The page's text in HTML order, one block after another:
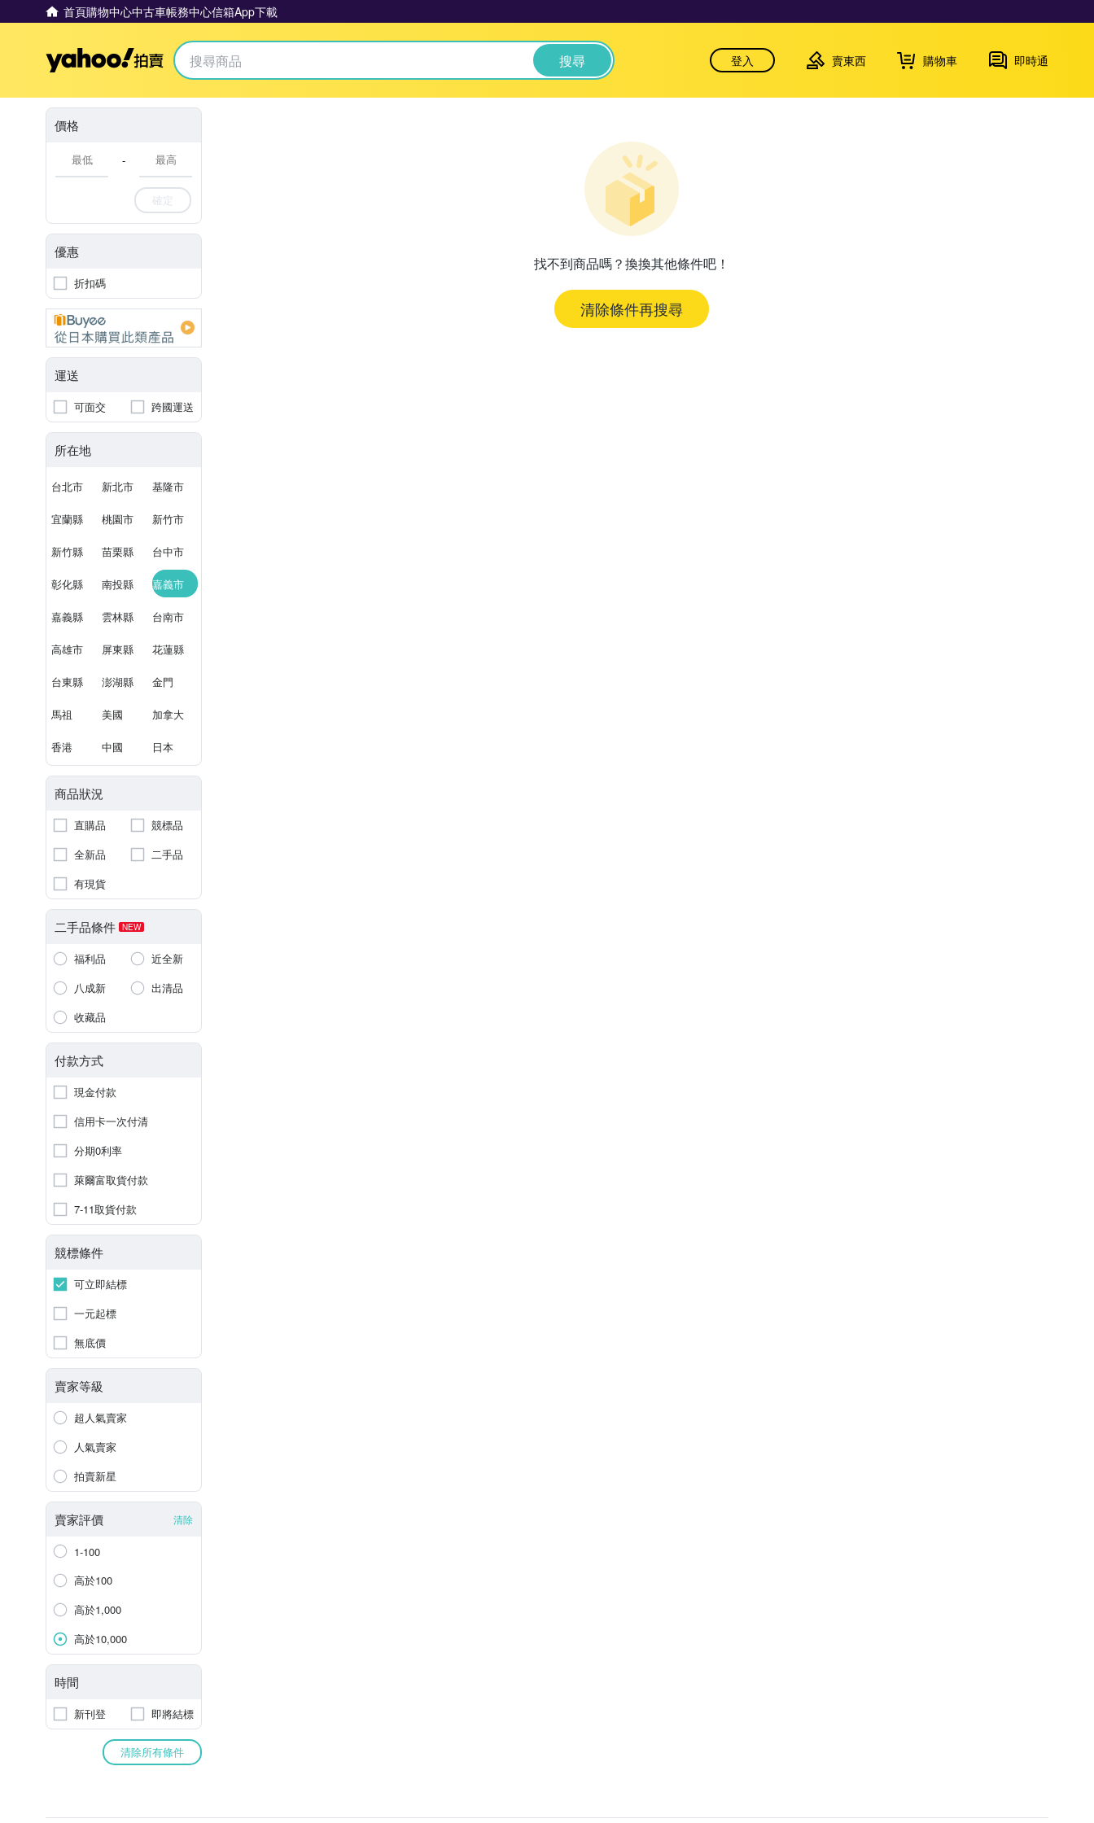
首頁購物中心中古車帳務中心信箱App下載
Yahoo拍賣 搜尋 登入 賣東西 購物車 即時通
價格
-
確定
優惠
折扣碼
運送
可面交 跨國運送
所在地
台北市 新北市 基隆市
宜蘭縣 桃園市 新竹市
新竹縣 苗栗縣 台中市
彰化縣 南投縣 嘉義市
嘉義縣 雲林縣 台南市
高雄市 屏東縣 花蓮縣
台東縣 澎湖縣 金門
馬祖 美國 加拿大
香港 中國 日本
商品狀況
直購品
競標品
全新品
二手品
有現貨
二手品條件 NEW
福利品
近全新
八成新
出清品
收藏品
付款方式
現金付款
信用卡一次付清
分期0利率
萊爾富取貨付款
7-11取貨付款
競標條件
可立即結標
一元起標
無底價
賣家等級
超人氣賣家
人氣賣家
拍賣新星
賣家評價 清除
1-100
高於100
高於1,000
高於10,000
時間
新刊登 即將結標
清除所有條件
找不到商品嗎？換換其他條件吧！
清除條件再搜尋